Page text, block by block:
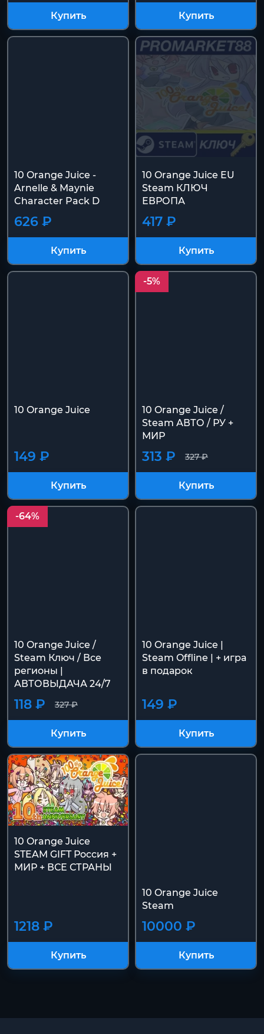
Купить Купить
10 Orange Juice -
Arnelle & Maynie
Character Pack D
626 ₽
Купить
10 Orange Juice EU
Steam КЛЮЧ
ЕВРОПА
417 ₽
Купить
10 Orange Juice
149 ₽
Купить
-5%
10 Orange Juice /
Steam АВТО / РУ +
МИР
327 ₽
313 ₽
Купить
-64%
10 Orange Juice /
Steam Ключ / Все
регионы |
АВТОВЫДАЧА 24/7
327 ₽
118 ₽
Купить
10 Orange Juice |
Steam Offline | + игра
в подарок
149 ₽
Купить
10 Orange Juice
STEAM GIFT Россия +
МИР + ВСЕ СТРАНЫ
1218 ₽
Купить
10 Orange Juice
Steam
10000 ₽
Купить